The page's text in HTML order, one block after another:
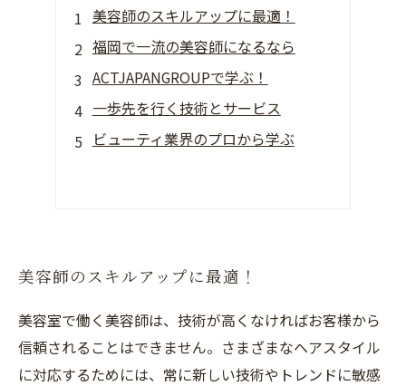
美容師のスキルアップに最適！
福岡で一流の美容師になるなら
ACTJAPANGROUPで学ぶ！
一歩先を行く技術とサービス
ビューティ業界のプロから学ぶ
美容師のスキルアップに最適！
美容室で働く美容師は、技術が高くなければお客様から
信頼されることはできません。さまざまなヘアスタイル
に対応するためには、常に新しい技術やトレンドに敏感